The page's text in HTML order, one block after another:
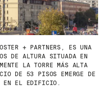
+ PARTNERS, ES UNA
DE ALTURA SITUADA EN
LA TORRE MÁS ALTA
DE 53 PISOS EMERGE DE
EN EL EDIFICIO.